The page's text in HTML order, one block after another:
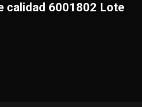
calidad 6001802 Lote